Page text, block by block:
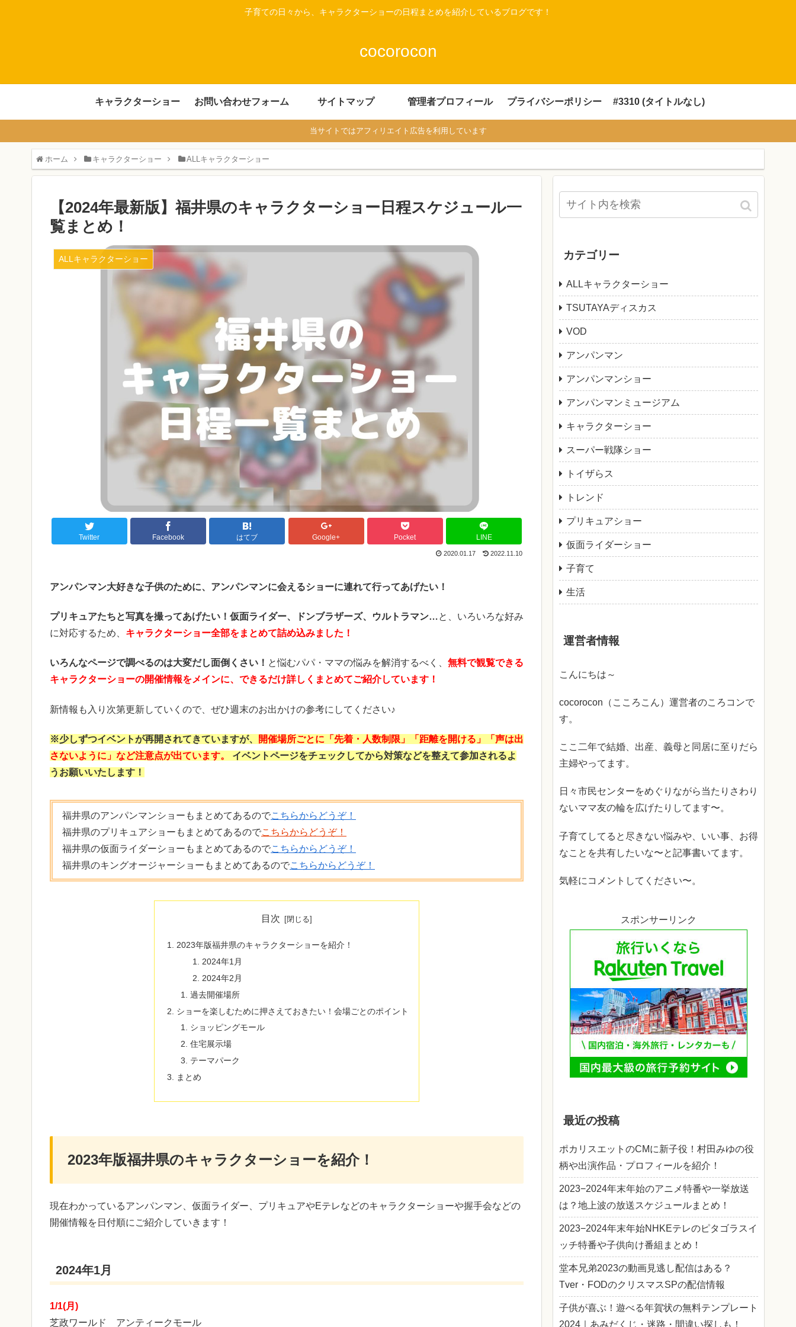
子育ての日々から、キャラクターショーの日程まとめを紹介しているブログです！
cocorocon
キャラクターショー お問い合わせフォーム サイトマップ 管理者プロフィール プライバシーポリシー #3310 (タイトルなし)
当サイトではアフィリエイト広告を利用しています
ホーム キャラクターショー ALLキャラクターショー
【2024年最新版】福井県のキャラクターショー日程スケジュール一
覧まとめ！
ALLキャラクターショー
Twitter Facebook はてブ Google+ Pocket LINE
2020.01.17 2022.11.10
アンパンマン大好きな子供のために、アンパンマンに会えるショーに連れて行ってあげたい！
プリキュアたちと写真を撮ってあげたい！ 仮面ライダー、ドンブラザーズ、ウルトラマン…と、いろいろな好み
に対応するため、 キャラクターショー全部をまとめて詰め込みました！
いろんなページで調べるのは大変だし面倒くさい！ と悩むパパ・ママの悩みを解消するべく、 無料で観覧できる
キャラクターショーの開催情報をメインに、できるだけ詳しくまとめてご紹介しています！
新情報も入り次第更新していくので、ぜひ週末のお出かけの参考にしてください♪
※少しずつイベントが再開されてきていますが、
開催場所ごとに「先着・人数制限」「距離を開ける」「声は出
さないように」など注意点が出ています。 イベントページをチェックしてから対策などを整えて参加されるよ
うお願いいたします！
福井県のアンパンマンショーもまとめてあるのでこちらからどうぞ！
福井県のプリキュアショーもまとめてあるのでこちらからどうぞ！
福井県の仮面ライダーショーもまとめてあるのでこちらからどうぞ！
福井県のキングオージャーショーもまとめてあるのでこちらからどうぞ！
目次
2023年版福井県のキャラクターショーを紹介！
2024年1月
2024年2月
過去開催場所
ショーを楽しむために押さえておきたい！会場ごとのポイント
ショッピングモール
住宅展示場
テーマパーク
まとめ
2023年版福井県のキャラクターショーを紹介！
現在わかっているアンパンマン、仮面ライダー、プリキュアやEテレなどのキャラクターショーや握手会などの
開催情報を日付順にご紹介していきます！
2024年1月
1/1(月)
芝政ワールド アンティークモール
カテゴリー
ALLキャラクターショー
TSUTAYAディスカス
VOD
アンパンマン
アンパンマンショー
アンパンマンミュージアム
キャラクターショー
スーパー戦隊ショー
トイザらス
トレンド
プリキュアショー
仮面ライダーショー
子育て
生活
運営者情報
こんにちは～
cocorocon（こころこん）運営者のころコンで
す。
ここ二年で結婚、出産、義母と同居に至りだら
主婦やってます。
日々市民センターをめぐりながら当たりさわり
ないママ友の輪を広げたりしてます〜。
子育てしてると尽きない悩みや、いい事、お得
なことを共有したいな〜と記事書いてます。
気軽にコメントしてください〜。
スポンサーリンク
最近の投稿
ポカリスエットのCMに新子役！村田みゆの役
柄や出演作品・プロフィールを紹介！
2023−2024年末年始のアニメ特番や一挙放送
は？地上波の放送スケジュールまとめ！
2023−2024年末年始NHKEテレのピタゴラスイ
ッチ特番や子供向け番組まとめ！
堂本兄弟2023の動画見逃し配信はある？
Tver・FODのクリスマスSPの配信情報
子供が喜ぶ！遊べる年賀状の無料テンプレート
2024｜あみだくじ・迷路・間違い探しも！